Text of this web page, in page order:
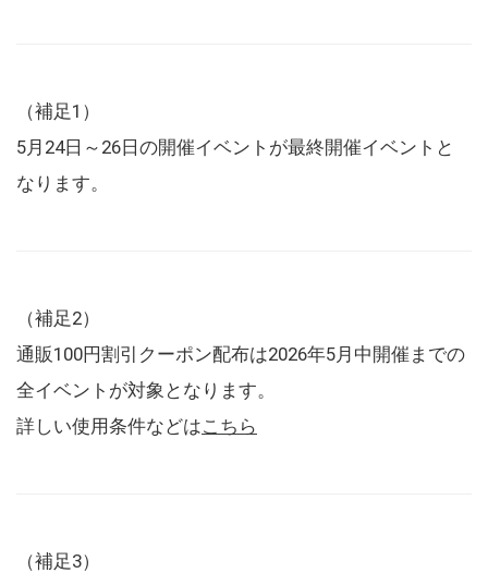
（補足1）
5月24日～26日の開催イベントが最終開催イベントと
なります。
（補足2）
通販100円割引クーポン配布は2026年5月中開催までの
全イベントが対象となります。
詳しい使用条件などはこちら
（補足3）